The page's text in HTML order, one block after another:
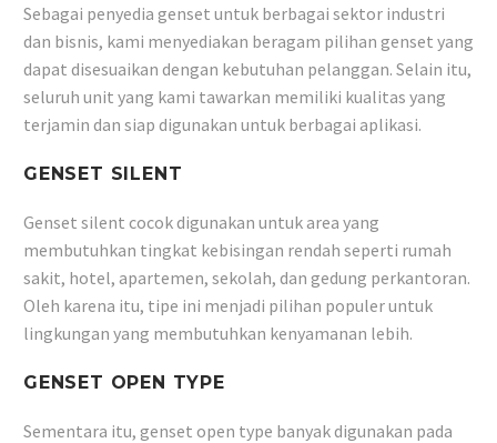
Sebagai penyedia genset untuk berbagai sektor industri
dan bisnis, kami menyediakan beragam pilihan genset yang
dapat disesuaikan dengan kebutuhan pelanggan. Selain itu,
seluruh unit yang kami tawarkan memiliki kualitas yang
terjamin dan siap digunakan untuk berbagai aplikasi.
GENSET SILENT
Genset silent cocok digunakan untuk area yang
membutuhkan tingkat kebisingan rendah seperti rumah
sakit, hotel, apartemen, sekolah, dan gedung perkantoran.
Oleh karena itu, tipe ini menjadi pilihan populer untuk
lingkungan yang membutuhkan kenyamanan lebih.
GENSET OPEN TYPE
Sementara itu, genset open type banyak digunakan pada